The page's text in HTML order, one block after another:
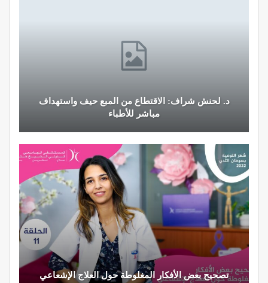
د. لحنش شراف: الاقتطاع من المبع حيف واستهداف
مباشر للأطباء
تصحيح بعض الأفكار المغلوطة حول العلاج الإشعاعي